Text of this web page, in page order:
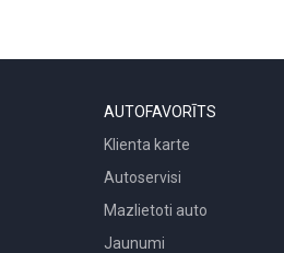
AUTOFAVORĪTS
Klienta karte
Autoservisi
Mazlietoti auto
Jaunumi